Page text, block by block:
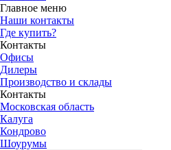
Главное меню
Наши контакты
Где купить?
Контакты
Офисы
Дилеры
Производство и склады
Контакты
Московская область
Калуга
Кондрово
Шоурумы